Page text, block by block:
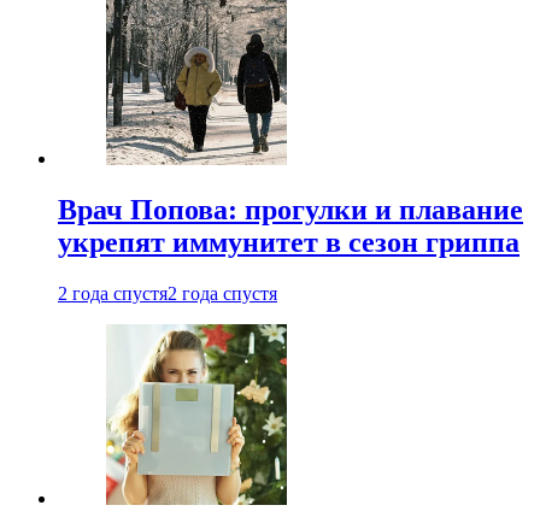
Врач Попова: прогулки и плавание
укрепят иммунитет в сезон гриппа
2 года спустя2 года спустя